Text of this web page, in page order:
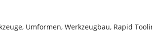
Umformen, Werkzeugbau, Rapid